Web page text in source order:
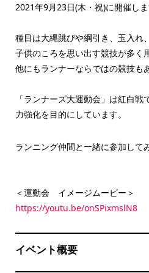
2021年9月23日(木・祝)に開催しま
種目は大縄跳びや綱引き、玉入れ
子供のころを思い出す競技が多く
他にもランナーならではの競技も
「ランナーズ大運動会」は紅白
力強化を目的にしています。
ランニング仲間と一緒に参加して
＜運動会 イメージムービー＞
https://youtu.be/onSPixmslN8
イベント概要